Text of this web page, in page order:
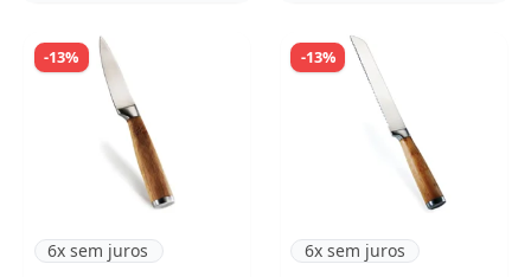
-13%
6x sem juros
-13%
6x sem juros